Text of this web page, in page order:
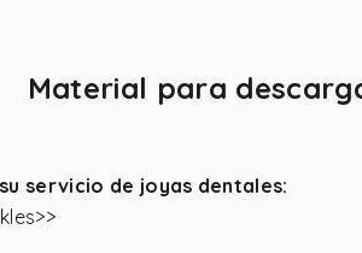
Material para
servicio de joyas dentales: